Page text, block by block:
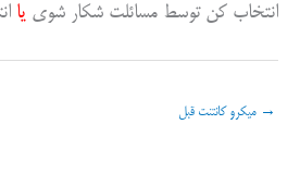
انتخاب کن توسط مسائلت شکار شوی یا
→ میکرو کانتنت قبل